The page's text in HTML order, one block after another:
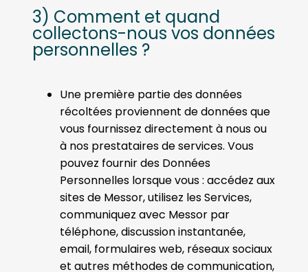
3) Comment et quand
collectons-nous vos données
personnelles ?
Une première partie des données
récoltées proviennent de données que
vous fournissez directement à nous ou
à nos prestataires de services. Vous
pouvez fournir des Données
Personnelles lorsque vous : accédez aux
sites de Messor, utilisez les Services,
communiquez avec Messor par
téléphone, discussion instantanée,
email, formulaires web, réseaux sociaux
et autres méthodes de communication,